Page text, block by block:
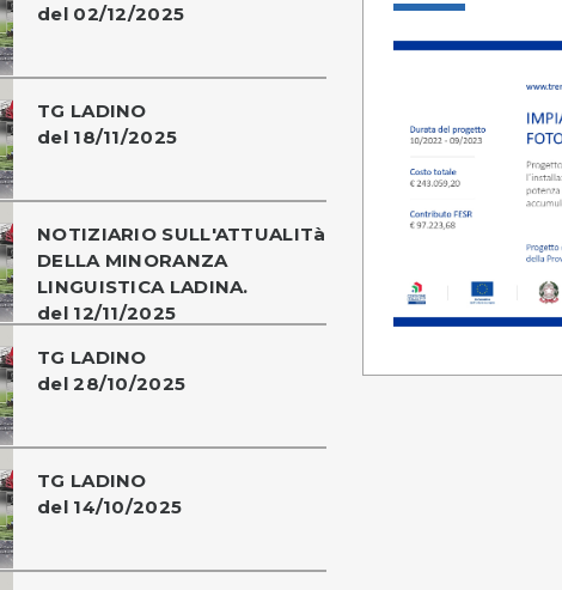
del 02/12/2025
TG LADINO
del 18/11/2025
NOTIZIARIO SULL'ATTUALITà
DELLA MINORANZA
LINGUISTICA LADINA.
del 12/11/2025
TG LADINO
del 28/10/2025
TG LADINO
del 14/10/2025